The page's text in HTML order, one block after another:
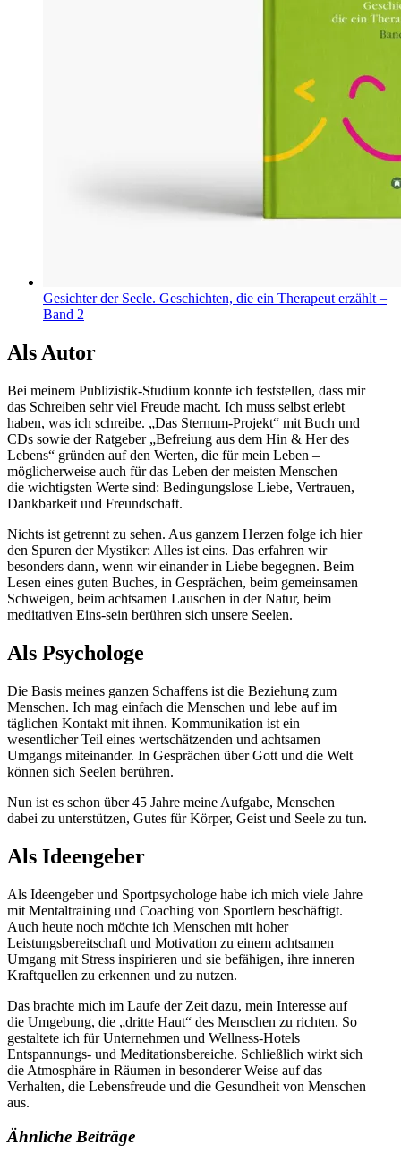
Gesichter der Seele. Geschichten, die ein Therapeut erzählt –
Band 2
Als Autor
Bei meinem Publizistik-Studium konnte ich feststellen, dass mir
das Schreiben sehr viel Freude macht. Ich muss selbst erlebt
haben, was ich schreibe. „Das Sternum-Projekt“ mit Buch und
CDs sowie der Ratgeber „Befreiung aus dem Hin & Her des
Lebens“ gründen auf den Werten, die für mein Leben –
möglicherweise auch für das Leben der meisten Menschen –
die wichtigsten Werte sind: Bedingungslose Liebe, Vertrauen,
Dankbarkeit und Freundschaft.
Nichts ist getrennt zu sehen. Aus ganzem Herzen folge ich hier
den Spuren der Mystiker: Alles ist eins. Das erfahren wir
besonders dann, wenn wir einander in Liebe begegnen. Beim
Lesen eines guten Buches, in Gesprächen, beim gemeinsamen
Schweigen, beim achtsamen Lauschen in der Natur, beim
meditativen Eins-sein berühren sich unsere Seelen.
Als Psychologe
Die Basis meines ganzen Schaffens ist die Beziehung zum
Menschen. Ich mag einfach die Menschen und lebe auf im
täglichen Kontakt mit ihnen. Kommunikation ist ein
wesentlicher Teil eines wertschätzenden und achtsamen
Umgangs miteinander. In Gesprächen über Gott und die Welt
können sich Seelen berühren.
Nun ist es schon über 45 Jahre meine Aufgabe, Menschen
dabei zu unterstützen, Gutes für Körper, Geist und Seele zu tun.
Als Ideengeber
Als Ideengeber und Sportpsychologe habe ich mich viele Jahre
mit Mentaltraining und Coaching von Sportlern beschäftigt.
Auch heute noch möchte ich Menschen mit hoher
Leistungsbereitschaft und Motivation zu einem achtsamen
Umgang mit Stress inspirieren und sie befähigen, ihre inneren
Kraftquellen zu erkennen und zu nutzen.
Das brachte mich im Laufe der Zeit dazu, mein Interesse auf
die Umgebung, die „dritte Haut“ des Menschen zu richten. So
gestaltete ich für Unternehmen und Wellness-Hotels
Entspannungs- und Meditationsbereiche. Schließlich wirkt sich
die Atmosphäre in Räumen in besonderer Weise auf das
Verhalten, die Lebensfreude und die Gesundheit von Menschen
aus.
Ähnliche Beiträge